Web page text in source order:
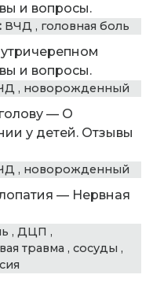
и вопросы.
ВЧД , головная боль
и вопросы.
, новорожденный
— О
у детей. Отзывы
, новорожденный
— Нервная
, ДЦП ,
травма , сосуды ,